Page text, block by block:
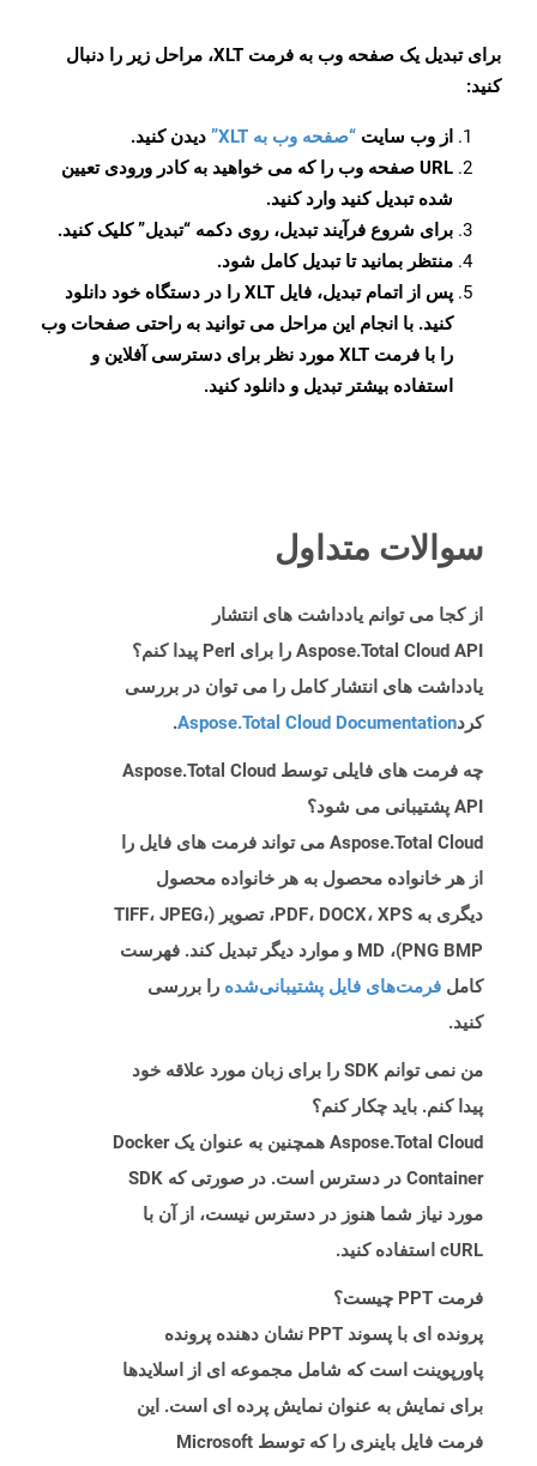
برای تبدیل یک صفحه وب به فرمت XLT، مراحل زیر را دنبال
کنید:
از وب سایت “صفحه وب به XLT”
دیدن کنید.
URL صفحه وب را که می خواهید به کادر ورودی تعیین
شده تبدیل کنید وارد کنید.
برای شروع فرآیند تبدیل، روی دکمه “تبدیل” کلیک کنید.
منتظر بمانید تا تبدیل کامل شود.
پس از اتمام تبدیل، فایل XLT را در دستگاه خود دانلود
کنید. با انجام این مراحل می توانید به راحتی صفحات وب
را با فرمت XLT مورد نظر برای دسترسی آفلاین و
استفاده بیشتر تبدیل و دانلود کنید.
سوالات متداول
از کجا می توانم یادداشت های انتشار
Aspose.Total Cloud API را برای Perl پیدا کنم؟
یادداشت های انتشار کامل را می توان در بررسی
کردAspose.Total Cloud Documentation
.
چه فرمت های فایلی توسط Aspose.Total Cloud
API پشتیبانی می شود؟
Aspose.Total Cloud می تواند فرمت های فایل را
از هر خانواده محصول به هر خانواده محصول
دیگری به PDF، DOCX، XPS، تصویر (TIFF، JPEG،
PNG BMP)، MD و موارد دیگر تبدیل کند. فهرست
کامل فرمت‌های فایل پشتیبانی‌شده را بررسی
کنید.
من نمی توانم SDK را برای زبان مورد علاقه خود
پیدا کنم. باید چکار کنم؟
Aspose.Total Cloud همچنین به عنوان یک Docker
Container در دسترس است. در صورتی که SDK
مورد نیاز شما هنوز در دسترس نیست، از آن با
cURL استفاده کنید.
فرمت PPT چیست؟
پرونده ای با پسوند PPT نشان دهنده پرونده
پاورپوینت است که شامل مجموعه ای از اسلایدها
برای نمایش به عنوان نمایش پرده ای است. این
فرمت فایل باینری را که توسط Microsoft